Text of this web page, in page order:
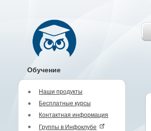
Обучение
Наши продукты
Бесплатные курсы
Контактная информация
Группы в Инфоклубе